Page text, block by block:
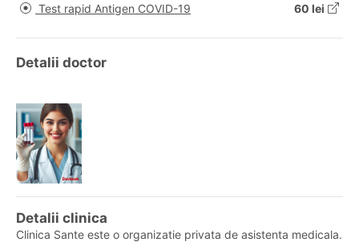
Test rapid Antigen COVID-19
60 lei
Detalii doctor
Detalii clinica
Clinica Sante este o organizatie privata de asistenta medicala.